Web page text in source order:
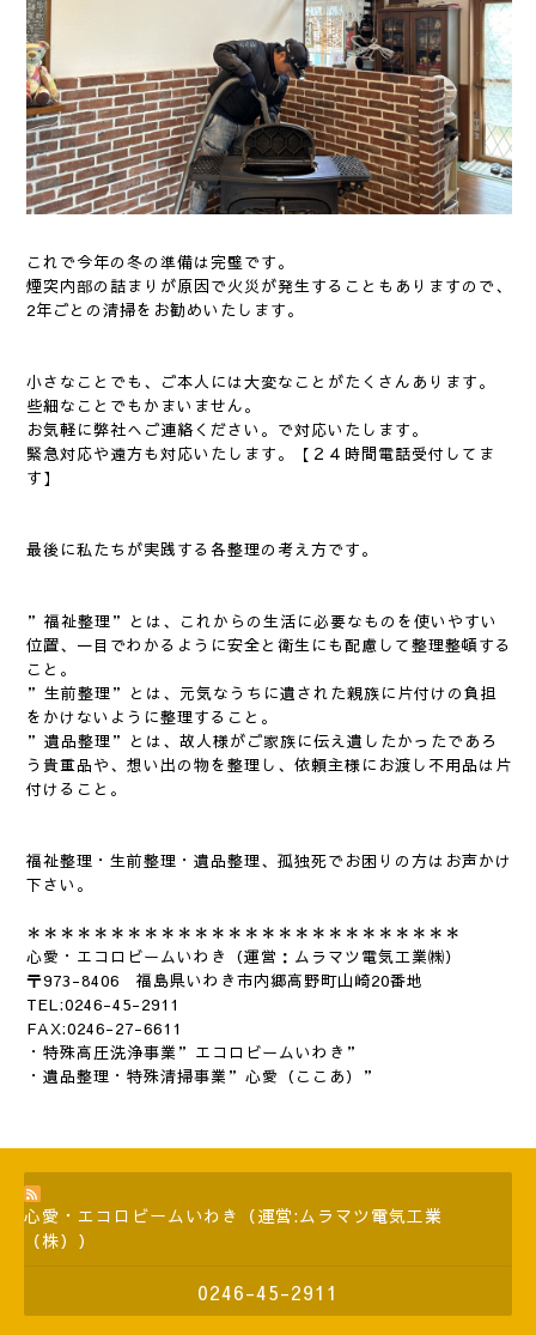
これで今年の冬の準備は完璧です。
煙突内部の詰まりが原因で火災が発生することもありますので、
2年ごとの清掃をお勧めいたします。
小さなことでも、ご本人には大変なことがたくさんあります。
些細なことでもかまいません。
お気軽に弊社へご連絡ください。で対応いたします。
緊急対応や遠方も対応いたします。【２４時間電話受付してま
す】
最後に私たちが実践する各整理の考え方です。
”福祉整理”とは、これからの生活に必要なものを使いやすい
位置、一目でわかるように安全と衛生にも配慮して整理整頓する
こと。
”生前整理”とは、元気なうちに遺された親族に片付けの負担
をかけないように整理すること。
”遺品整理”とは、故人様がご家族に伝え遺したかったであろ
う貴重品や、想い出の物を整理し、依頼主様にお渡し不用品は片
付けること。
福祉整理・生前整理・遺品整理、孤独死でお困りの方はお声かけ
下さい。
＊＊＊＊＊＊＊＊＊＊＊＊＊＊＊＊＊＊＊＊＊＊＊＊＊＊
心愛・エコロビームいわき（運営：ムラマツ電気工業㈱）
〒973-8406 福島県いわき市内郷高野町山崎20番地
TEL:0246-45-2911
FAX:0246-27-6611
・特殊高圧洗浄事業”エコロビームいわき”
・遺品整理・特殊清掃事業”心愛（ここあ）”
心愛・エコロビームいわき（運営:ムラマツ電気工業
（株））
0246-45-2911